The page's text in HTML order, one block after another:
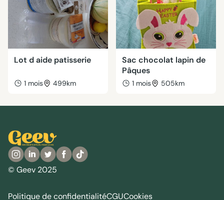
Lot d aide patisserie
1 mois 499km
Sac chocolat lapin de
Pâques
1 mois 505km
© Geev 2025
Politique de confidentialitéCGUCookies